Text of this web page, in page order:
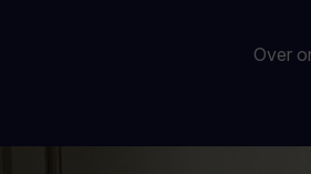
Over